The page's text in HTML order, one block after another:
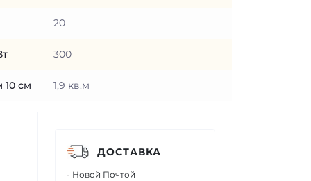
20
300
10 см 1,9 кв.м
ДОСТАВКА
- Новой Почтой